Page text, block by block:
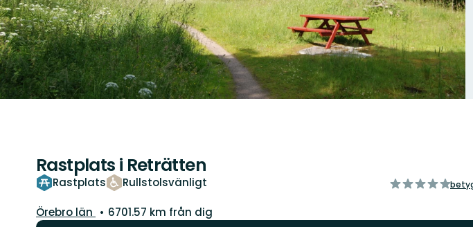
Rastplats i Reträtten
Rastplats Rullstolsvänligt
av
Län:
Örebro län
6701.57 km från dig